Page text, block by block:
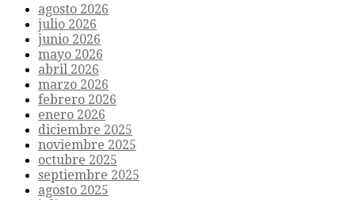
agosto 2026
julio 2026
junio 2026
mayo 2026
abril 2026
marzo 2026
febrero 2026
enero 2026
diciembre 2025
noviembre 2025
octubre 2025
septiembre 2025
agosto 2025